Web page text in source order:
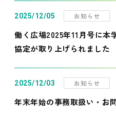
2025/12/05 お知らせ
働く広場2025年11月号に本
協定が取り上げられました
2025/12/03 お知らせ
年末年始の事務取扱い・お